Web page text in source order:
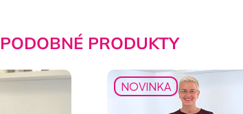
PODOBNÉ PRODUKTY
NOVINKA